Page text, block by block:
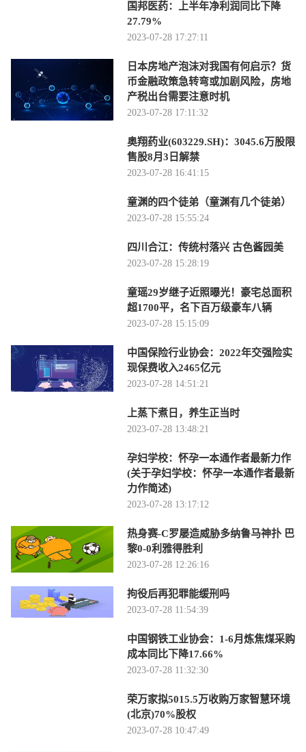
国邦医药：上半年净利润同比下降
27.79%
2023-07-28 17:27:11
日本房地产泡沫对我国有何启示？货
币金融政策急转弯或加剧风险，房地
产税出台需要注意时机
2023-07-28 17:11:32
奥翔药业(603229.SH)：3045.6万股限
售股8月3日解禁
2023-07-28 16:41:15
童渊的四个徒弟（童渊有几个徒弟）
2023-07-28 15:55:24
四川合江：传统村落兴 古色酱园美
2023-07-28 15:28:19
童瑶29岁继子近照曝光！豪宅总面积
超1700平，名下百万级豪车八辆
2023-07-28 15:15:09
中国保险行业协会：2022年交强险实
现保费收入2465亿元
2023-07-28 14:51:21
上蒸下煮日，养生正当时
2023-07-28 13:48:21
孕妇学校：怀孕一本通作者最新力作
(关于孕妇学校：怀孕一本通作者最新
力作简述)
2023-07-28 13:17:12
热身赛-C罗屡造威胁多纳鲁马神扑 巴
黎0-0利雅得胜利
2023-07-28 12:26:16
拘役后再犯罪能缓刑吗
2023-07-28 11:54:39
中国钢铁工业协会：1-6月炼焦煤采购
成本同比下降17.66%
2023-07-28 11:32:30
荣万家拟5015.5万收购万家智慧环境
(北京)70%股权
2023-07-28 10:47:49